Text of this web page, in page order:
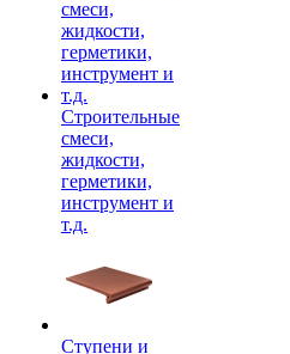
Строительные
смеси,
жидкости,
герметики,
инструмент и
т.д.
Ступени и